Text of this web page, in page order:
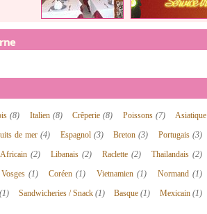
(8) Italien (8) Crêperie(8) Poissons (7)
Asiatique
de mer(4) Espagnol (3) Breton(3) Portugais (3)
Africain (2) Libanais (2) Raclette (2) Thailandais (2)
(1) Coréen(1) Vietnamien(1) Normand (1)
(1) Sandwicheries / Snack (1) Basque(1) Mexicain (1)